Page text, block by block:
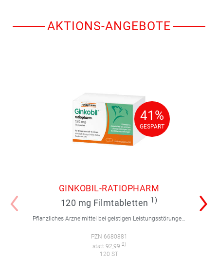
AKTIONS-ANGEBOTE
41%
GESPART
41%
GESPART
GINKOBIL-RATIOPHARM
120 mg Filmtabletten 1)
Pflanzliches Arzneimittel bei geistigen Leistungsstörungen und Durchblutungsstörungen.
PZN 6680881
statt 92,99 2)
120 ST